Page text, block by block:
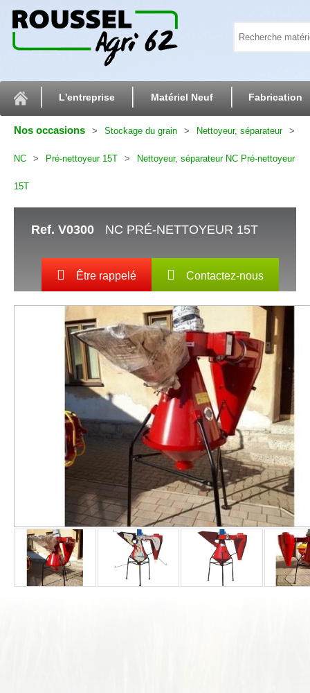
L'entreprise Matériel Neuf Fabrication
Nos occasions Stockage du grain Nettoyeur, séparateur
NC Pré-nettoyeur 15T Nettoyeur, séparateur NC Pré-nettoyeur
15T
NC PRÉ-NETTOYEUR 15T
Ref. V0300
Être rappelé Contactez-nous